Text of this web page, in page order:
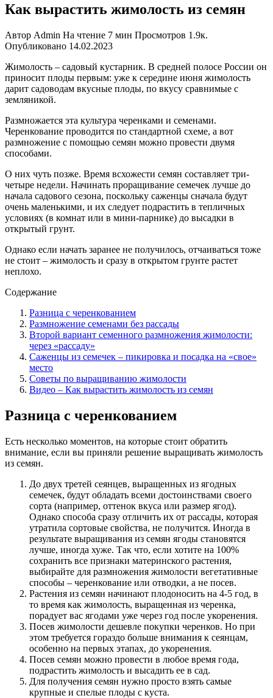
Как вырастить жимолость из семян
Автор Admin На чтение 7 мин Просмотров 1.9к.
Опубликовано 14.02.2023
Жимолость – садовый кустарник. В средней полосе России он
приносит плоды первым: уже к середине июня жимолость
дарит садоводам вкусные плоды, по вкусу сравнимые с
земляникой.
Размножается эта культура черенками и семенами.
Черенкование проводится по стандартной схеме, а вот
размножение с помощью семян можно провести двумя
способами.
О них чуть позже. Время всхожести семян составляет три-
четыре недели. Начинать проращивание семечек лучше до
начала садового сезона, поскольку саженцы сначала будут
очень маленькими, и их следует подрастить в тепличных
условиях (в комнат или в мини-парнике) до высадки в
открытый грунт.
Однако если начать заранее не получилось, отчаиваться тоже
не стоит – жимолость и сразу в открытом грунте растет
неплохо.
Содержание
Разница с черенкованием
Размножение семенами без рассады
Второй вариант семенного размножения жимолости:
через «рассаду»
Саженцы из семечек – пикировка и посадка на «свое»
место
Советы по выращиванию жимолости
Видео – Как вырастить жимолость из семян
Разница с черенкованием
Есть несколько моментов, на которые стоит обратить
внимание, если вы приняли решение выращивать жимолость
из семян.
До двух третей сеянцев, выращенных из ягодных
семечек, будут обладать всеми достоинствами своего
сорта (например, оттенок вкуса или размер ягод).
Однако способа сразу отличить их от рассады, которая
утратила сортовые свойства, не получится. Иногда в
результате выращивания из семян ягоды становятся
лучше, иногда хуже. Так что, если хотите на 100%
сохранить все признаки материнского растения,
выбирайте для размножения жимолости вегетативные
способы – черенкование или отводки, а не посев.
Растения из семян начинают плодоносить на 4-5 год, в
то время как жимолость, выращенная из черенка,
порадует вас ягодами уже через год после укоренения.
Посев жимолости дешевле покупки черенков. Но при
этом требуется гораздо больше внимания к сеянцам,
особенно на первых этапах, до укоренения.
Посев семян можно провести в любое время года,
подрастить жимолость и высадить ее в сад.
Для получения семян нужно просто взять самые
крупные и спелые плоды с куста.